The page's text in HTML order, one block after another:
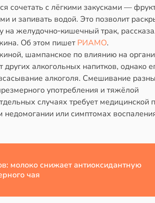
сочетать с лёгкими закусками —
и запивать водой. Это позволит
на желудочно‑кишечный трак,
Об этом пишет РИАМО.
шампанское по влиянию на
других алкогольных напитков, однако
алкоголя. Смешивание
употребления и тяжёлой
случаях требует медицинской
или симптомах
молоко снижает антиоксидантную
чая